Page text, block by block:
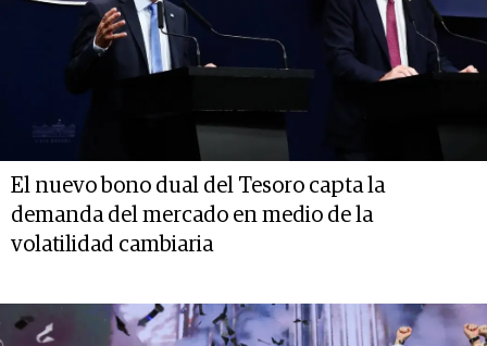
El nuevo bono dual del Tesoro capta la
demanda del mercado en medio de la
volatilidad cambiaria